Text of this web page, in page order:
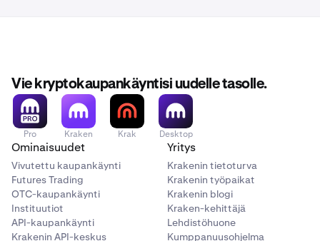
Vie kryptokaupankäyntisi uudelle tasolle.
Pro Kraken Krak Desktop
Ominaisuudet
Vivutettu kaupankäynti
Futures Trading
OTC-kaupankäynti
Instituutiot
API-kaupankäynti
Krakenin API-keskus
Yritys
Krakenin tietoturva
Krakenin työpaikat
Krakenin blogi
Kraken-kehittäjä
Lehdistöhuone
Kumppanuusohjelma